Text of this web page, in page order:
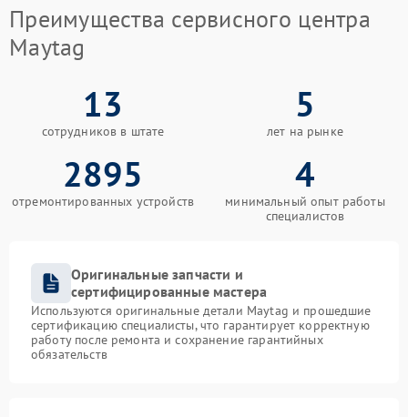
Преимущества сервисного центра
Maytag
13
сотрудников в штате
5
лет на рынке
2895
отремонтированных устройств
4
минимальный опыт работы
специалистов
Оригинальные запчасти и
сертифицированные мастера
Используются оригинальные детали Maytag и прошедшие
сертификацию специалисты, что гарантирует корректную
работу после ремонта и сохранение гарантийных
обязательств